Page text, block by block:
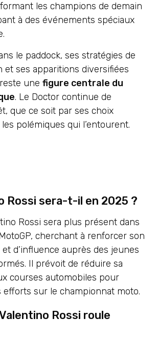
les champions de demain
à des événements spéciaux
le paddock, ses stratégies de
et ses apparitions diversifiées
une figure centrale du
. Le Doctor continue de
que ce soit par ses choix
polémiques qui l’entourent.
Rossi sera-t-il en 2025 ?
Rossi sera plus présent dans
cherchant à renforcer son
d’influence auprès des jeunes
Il prévoit de réduire sa
courses automobiles pour
sur le championnat moto.
Rossi roule